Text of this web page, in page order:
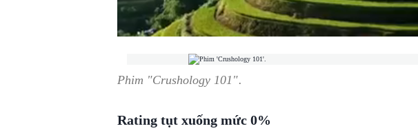
Phim "Crushology 101".
Rating tụt xuống mức 0%